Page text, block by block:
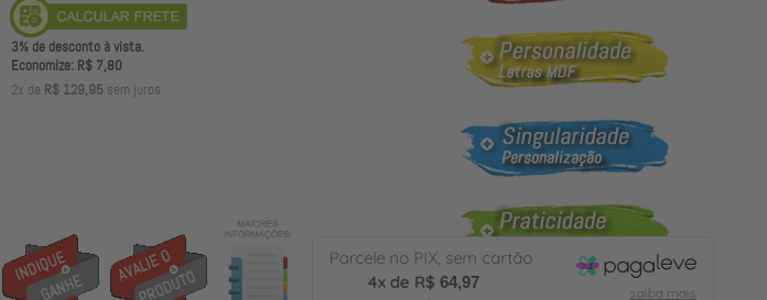
3% de desconto à vista.
Economize: R$ 7,80
2x de R$ 129,95 sem juros
64,97